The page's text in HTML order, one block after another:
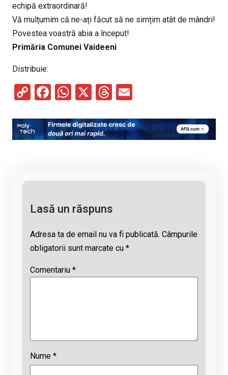
echipă extraordinară!
Vă mulțumim că ne-ați făcut să ne simțim atât de mândri!
Povestea voastră abia a început!
Primăria Comunei Vaideeni
Distribuie:
C
py
Li
F
ce
b
W
at
s
X
T
e
a
ail
Lasă un răspuns
Adresa ta de email nu va fi publicată. Câmpurile
obligatorii sunt marcate cu *
Comentariu *
Nume *